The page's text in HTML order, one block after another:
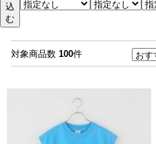
込
む
対象商品数 100件